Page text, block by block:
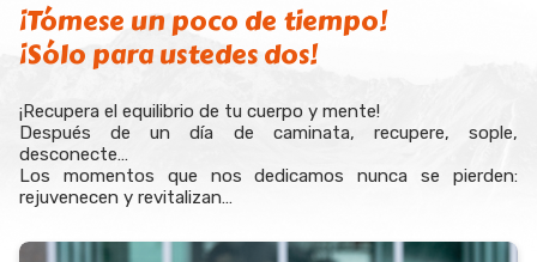
¡Tómese un poco de tiempo!
¡Sólo para ustedes dos!
¡Recupera el equilibrio de tu cuerpo y mente!
Después de un día de caminata, recupere, sople,
desconecte…
Los momentos que nos dedicamos nunca se pierden:
rejuvenecen y revitalizan…